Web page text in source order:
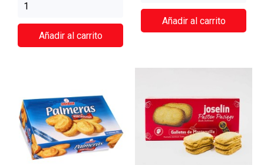
Añadir al carrito
Añadir al carrito